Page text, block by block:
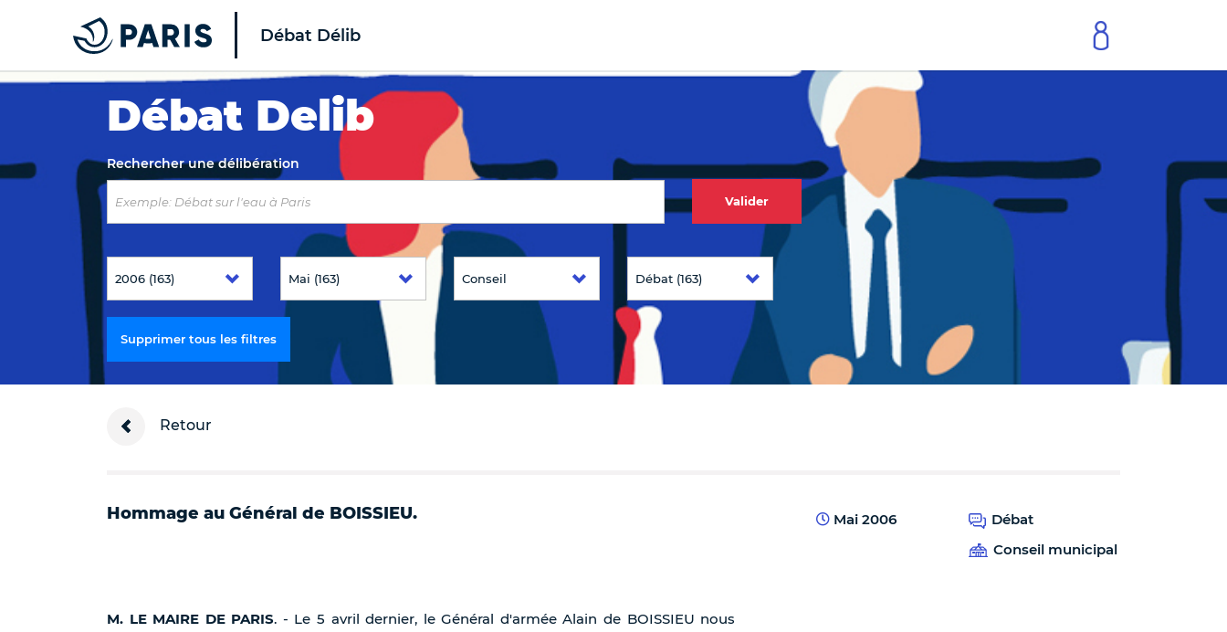
Top of the page
Débat Délib
Débat Delib
Rechercher une délibération
Valider
Supprimer tous les filtres
Retour
Hommage au Général de BOISSIEU.
M. LE MAIRE DE PARIS. - Le 5 avril dernier, le Général d'armée Alain de BOISSIEU nous
Mai 2006
Débat
Conseil municipal